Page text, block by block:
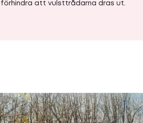
förhindra att vulsttrådarna dras ut.